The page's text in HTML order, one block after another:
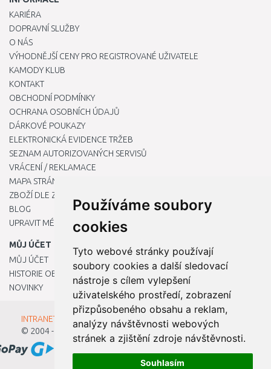
Používáme soubory
cookies
Tyto webové stránky používají
soubory cookies a další sledovací
nástroje s cílem vylepšení
uživatelského prostředí, zobrazení
přizpůsobeného obsahu a reklam,
analýzy návštěvnosti webových
stránek a zjištění zdroje návštěvnosti.
Souhlasím
KARIÉRA
DOPRAVNÍ SLUŽBY
O NÁS
VÝHODNĚJŠÍ CENY PRO REGISTROVANÉ UŽIVATELE
KAMODY KLUB
KONTAKT
OBCHODNÍ PODMÍNKY
OCHRANA OSOBNÍCH ÚDAJŮ
DÁRKOVÉ POUKAZY
ELEKTRONICKÁ EVIDENCE TRŽEB
SEZNAM AUTORIZOVANÝCH SERVISŮ
VRÁCENÍ / REKLAMACE
MAPA STRÁNKY
ZBOŽÍ DLE ZNAČEK
BLOG
UPRAVIT MÉ PŘEDVOLBY COOKIES
MŮJ ÚČET
MŮJ ÚČET
HISTORIE OBJEDNÁVEK
NOVINKY
INTRANET - Přihlášení pro zaměstnance
© 2004 - 2026
Kamody s.r.o.